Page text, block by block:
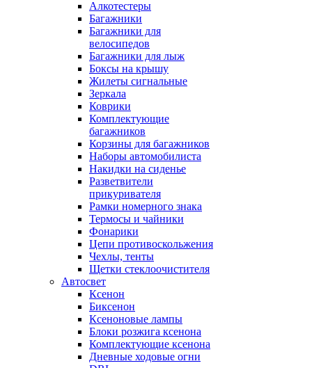
Алкотестеры
Багажники
Багажники для
велосипедов
Багажники для лыж
Боксы на крышу
Жилеты сигнальные
Зеркала
Коврики
Комплектующие
багажников
Корзины для багажников
Наборы автомобилиста
Накидки на сиденье
Разветвители
прикуривателя
Рамки номерного знака
Термосы и чайники
Фонарики
Цепи противоскольжения
Чехлы, тенты
Щетки стеклоочистителя
Автосвет
Ксенон
Биксенон
Ксеноновые лампы
Блоки розжига ксенона
Комплектующие ксенона
Дневные ходовые огни